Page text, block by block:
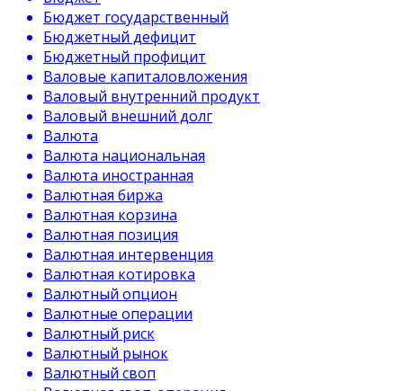
Бюджет государственный
Бюджетный дефицит
Бюджетный профицит
Валовые капиталовложения
Валовый внутренний продукт
Валовый внешний долг
Валюта
Валюта национальная
Валюта иностранная
Валютная биржа
Валютная корзина
Валютная позиция
Валютная интервенция
Валютная котировка
Валютный опцион
Валютные операции
Валютный риск
Валютный рынок
Валютный своп